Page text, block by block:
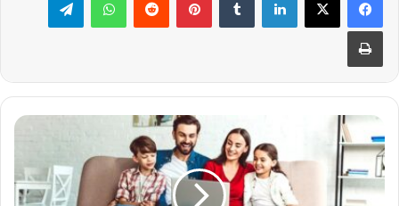
چاپ
راهنمای
جامع
خرید
لپ
تاپ؛